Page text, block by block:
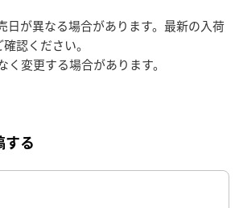
日が異なる場合があります。最新の入荷
認ください。
変更する場合があります。
する